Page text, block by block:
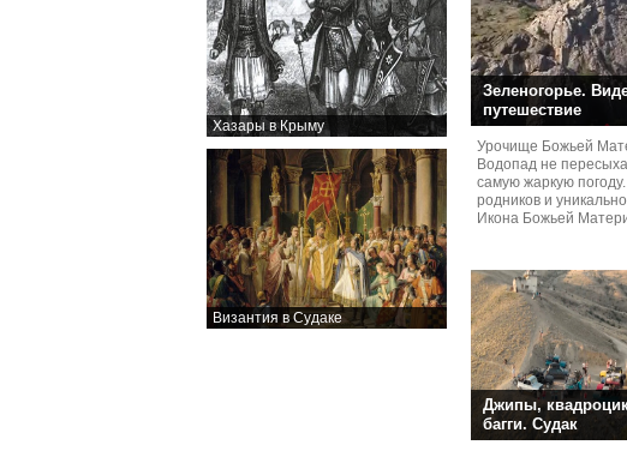
Хазары в Крыму
Византия в Судаке
Зеленогорье.
путешествие
Урочище Божьей
Водопад не
самую жаркую
родников и
Икона Божьей
Джипы,
багги. Судак